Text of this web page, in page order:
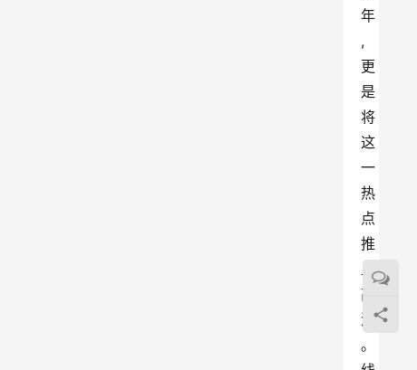
年
,
更
是
将
这
一
热
点
推
上
高
潮
。